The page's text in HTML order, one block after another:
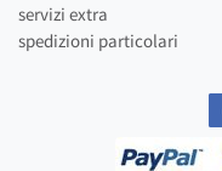
servizi extra
spedizioni particolari